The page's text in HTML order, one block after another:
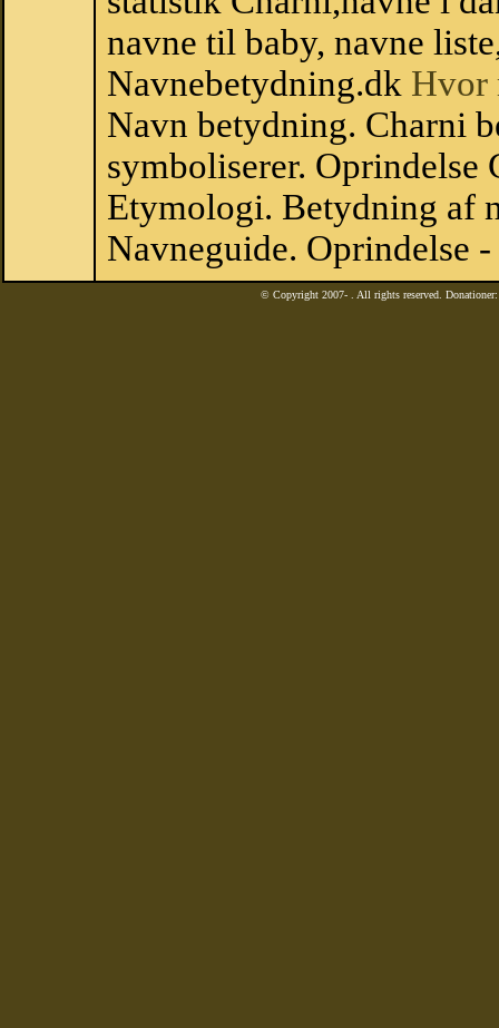
navne til baby, navne
Navnebetydning.dk Hvor
Navn betydning. Charni
symboliserer. Oprindelse
Etymologi. Betydning af
Navneguide. Oprindelse
© Copyright 2007- . All rights reserved.